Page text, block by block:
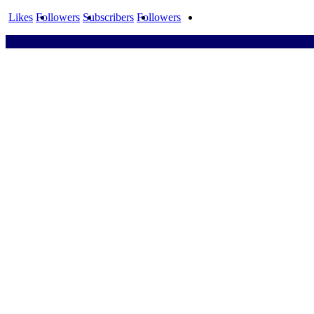
Likes Followers Subscribers Followers